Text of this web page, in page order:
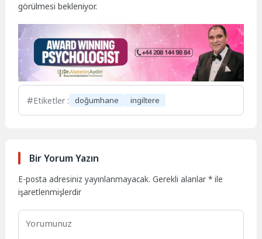
görülmesi bekleniyor.
Etiketler : doğumhane ingiltere
Bir Yorum Yazın
E-posta adresiniz yayınlanmayacak. Gerekli alanlar* ile
işaretlenmişlerdir